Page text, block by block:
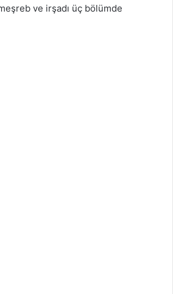
ve irşadı üç bölümde